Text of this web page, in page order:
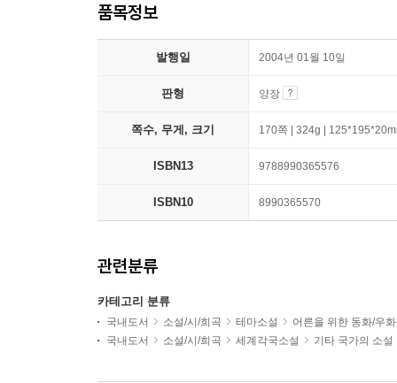
품목정보
발행일 2004년 01월 10일
판형 양장
쪽수, 무게, 크기 170쪽 | 324g |
ISBN13 9788990365576
ISBN10 8990365570
관련분류
카테고리 분류
국내도서 소설/시/희곡 테마소설
어른을 위한 동화/우화
국내도서
소설/시/희곡 세계각국소설 기타 국가의 소설